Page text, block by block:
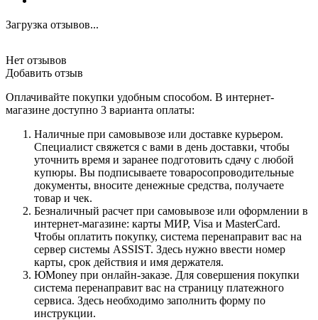
Загрузка отзывов...
Нет отзывов
Добавить отзыв
Оплачивайте покупки удобным способом. В интернет-
магазине доступно 3 варианта оплаты:
Наличные при самовывозе или доставке курьером.
Специалист свяжется с вами в день доставки, чтобы
уточнить время и заранее подготовить сдачу с любой
купюры. Вы подписываете товаросопроводительные
документы, вносите денежные средства, получаете
товар и чек.
Безналичный расчет при самовывозе или оформлении в
интернет-магазине: карты МИР, Visa и MasterCard.
Чтобы оплатить покупку, система перенаправит вас на
сервер системы ASSIST. Здесь нужно ввести номер
карты, срок действия и имя держателя.
ЮMoney при онлайн-заказе. Для совершения покупки
система перенаправит вас на страницу платежного
сервиса. Здесь необходимо заполнить форму по
инструкции.